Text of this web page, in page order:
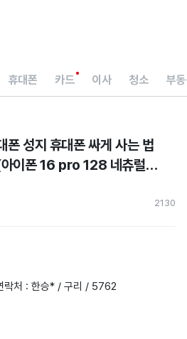
휴대폰 카드 이사 청소 부
폰 성지 휴대폰 싸게 사는 법
이폰 16 pro 128 네츄럴
내돈내산 후기
2130
락처 : 한승* / 구리 / 5762